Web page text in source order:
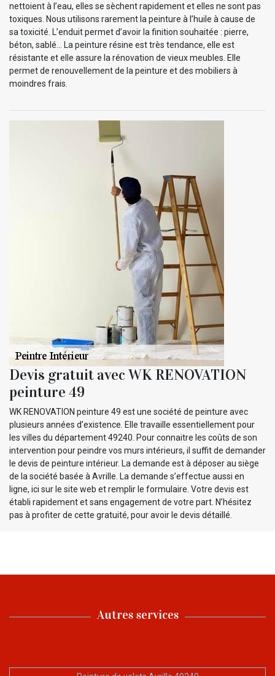
nettoient à l’eau, elles se sèchent rapidement et elles ne sont pas
toxiques. Nous utilisons rarement la peinture à l’huile à cause de
sa toxicité. L’enduit permet d’avoir la finition souhaitée : pierre,
béton, sablé… La peinture résine est très tendance, elle est
résistante et elle assure la rénovation de vieux meubles. Elle
permet de renouvellement de la peinture et des mobiliers à
moindres frais.
Devis gratuit avec WK RENOVATION
peinture 49
WK RENOVATION peinture 49 est une société de peinture avec
plusieurs années d’existence. Elle travaille essentiellement pour
les villes du département 49240. Pour connaitre les coûts de son
intervention pour peindre vos murs intérieurs, il suffit de demander
le devis de peinture intérieur. La demande est à déposer au siège
de la société basée à Avrille. La demande s’effectue aussi en
ligne, ici sur le site web et remplir le formulaire. Votre devis est
établi rapidement et sans engagement de votre part. N’hésitez
pas à profiter de cette gratuité, pour avoir le devis détaillé.
Autres services